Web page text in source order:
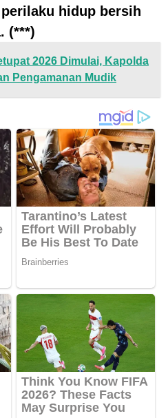
hidup bersih
(***)
2026 Dimulai, Kapolda
Pengamanan Mudik